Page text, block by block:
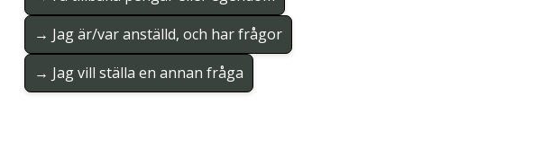
→ Jag är/var anställd, och har frågor
→ Jag vill ställa en annan fråga